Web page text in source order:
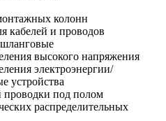
колонн
кабелей и проводов
высокого напряжения
электроэнергии/
устройства
под полом
распределительных